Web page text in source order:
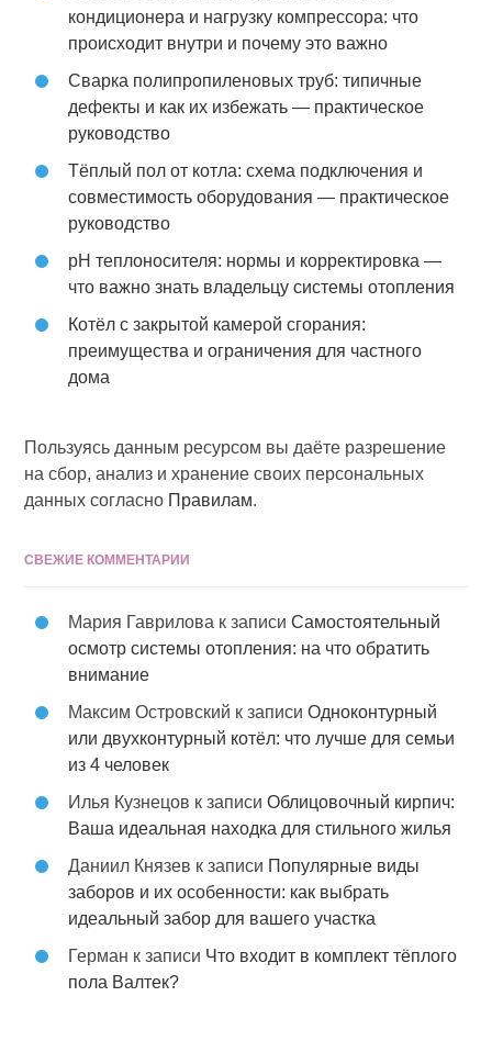
кондиционера и нагрузку компрессора: что
происходит внутри и почему это важно
Сварка полипропиленовых труб: типичные
дефекты и как их избежать — практическое
руководство
Тёплый пол от котла: схема подключения и
совместимость оборудования — практическое
руководство
pH теплоносителя: нормы и корректировка —
что важно знать владельцу системы отопления
Котёл с закрытой камерой сгорания:
преимущества и ограничения для частного
дома
Пользуясь данным ресурсом вы даёте разрешение
на сбор, анализ и хранение своих персональных
данных согласно Правилам.
СВЕЖИЕ КОММЕНТАРИИ
Мария Гаврилова к записиСамостоятельный
осмотр системы отопления: на что обратить
внимание
Максим Островский к записиОдноконтурный
или двухконтурный котёл: что лучше для семьи
из 4 человек
Илья Кузнецов к записиОблицовочный кирпич:
Ваша идеальная находка для стильного жилья
Даниил Князев к записи Популярные виды
заборов и их особенности: как выбрать
идеальный забор для вашего участка
Герман к записи Что входит в комплект тёплого
пола Валтек?